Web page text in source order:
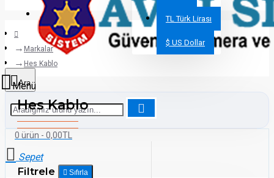
Üye Ol
TL Türk Lirası
$ US Dollar
0 ürün - 0,00TL
Markalar
Hes Kablo
Hes Kablo
Filtrele Sıfırla